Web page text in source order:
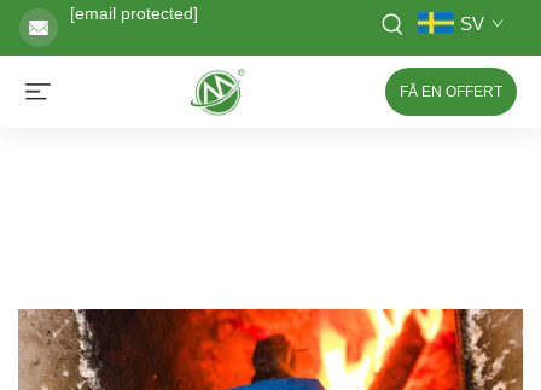
[email protected] SV
FÅ EN OFFERT